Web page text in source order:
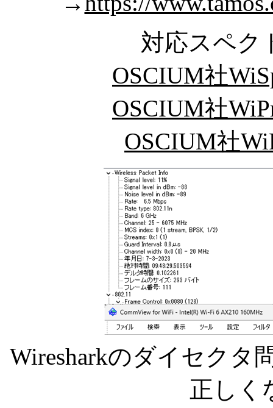
対応スペク
OSCIUM社
OSCIUM社
OSCIUM社
Wiresharkのダイセクタ
正しく